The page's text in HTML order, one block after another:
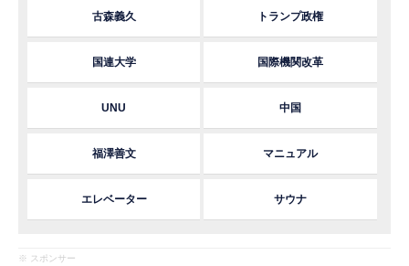
古森義久 トランプ政権
国連大学 国際機関改革
UNU 中国
福澤善文 マニュアル
エレベーター サウナ
※ スポンサー